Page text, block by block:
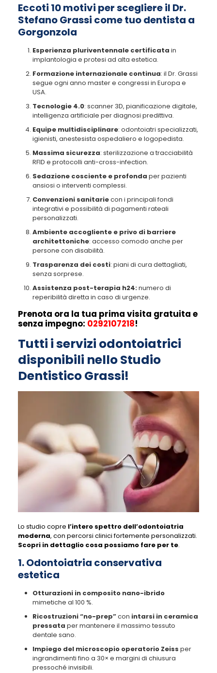
Eccoti 10 motivi per scegliere il Dr.
Stefano Grassi come tuo dentista a
Gorgonzola
Esperienza pluriventennale certificata in
implantologia e protesi ad alta estetica.
Formazione internazionale continua: il Dr. Grassi
segue ogni anno master e congressi in Europa e
USA.
Tecnologie 4.0: scanner 3D, pianificazione digitale,
intelligenza artificiale per diagnosi predittiva.
Equipe multidisciplinare: odontoiatri specializzati,
igienisti, anestesista ospedaliero e logopedista.
Massima sicurezza: sterilizzazione a tracciabilità
RFID e protocolli anti-cross-infection.
Sedazione cosciente e profonda per pazienti
ansiosi o interventi complessi.
Convenzioni sanitariecon i principali fondi
integrativi e possibilità di pagamenti rateali
personalizzati.
Ambiente accogliente e privo di barriere
architettoniche: accesso comodo anche per
persone con disabilità.
Trasparenza dei costi: piani di cura dettagliati,
senza sorprese.
Assistenza post-terapia h24:numero di
reperibilità diretta in caso di urgenze.
Prenota ora la tua prima visita gratuita e
senza impegno: 0292107218!
Tutti i servizi odontoiatrici
disponibili nello Studio
Dentistico Grassi!
Lo studio copre l’intero spettro dell’odontoiatria
moderna, con percorsi clinici fortemente personalizzati.
Scopri in dettaglio cosa possiamo fare per te.
1. Odontoiatria conservativa
estetica
Otturazioni in composito nano-ibrido
mimetiche al 100 %.
Ricostruzioni “no-prep”con intarsi in ceramica
pressata per mantenere il massimo tessuto
dentale sano.
Impiego del microscopio operatorio Zeiss per
ingrandimenti fino a 30× e margini di chiusura
pressoché invisibili.